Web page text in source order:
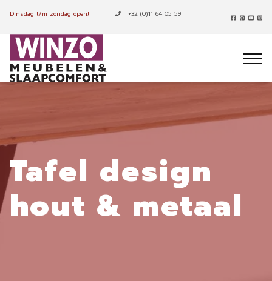
Dinsdag t/m zondag open! +32 (0)11 64 05 59
Tafel design
hout & metaal